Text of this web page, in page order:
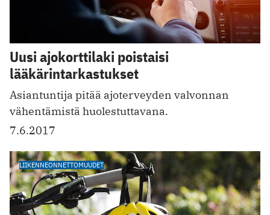
Uusi ajokorttilaki poistaisi
lääkärintarkastukset
Asiantuntija pitää ajoterveyden valvonnan
vähentämistä huolestuttavana.
7.6.2017
LIIKENNEONNETTOMUUDET